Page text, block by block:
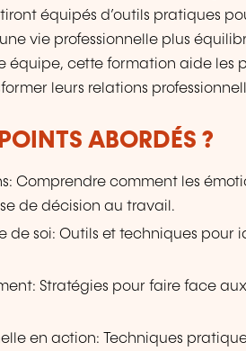
équipés d’outils pratiques
vie professionnelle plus
équipe, cette formation aide les
leurs relations
ABORDÉS ?
Comprendre comment les
de décision au travail.
de soi: Outils et techniques pour
Stratégies pour faire face
en action: Techniques